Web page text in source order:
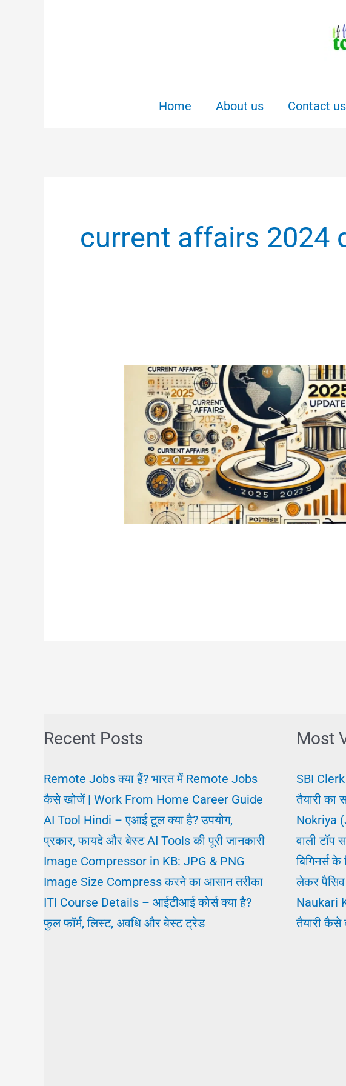
Home About us Contact us
current affairs 2024
Recent Posts
Remote Jobs क्या हैं? भारत में Remote Jobs
कैसे खोजें | Work From Home Career Guide
AI Tool Hindi – एआई टूल क्या है? उपयोग,
प्रकार, फायदे और बेस्ट AI Tools की पूरी जानकारी
Image Compressor in KB: JPG & PNG
Image Size Compress करने का आसान तरीका
ITI Course Details – आईटीआई कोर्स क्या है?
फुल फॉर्म, लिस्ट, अवधि और बेस्ट ट्रेड
Most
SBI
तैयारी का
Nokriya
वाली टॉप
बिगिनर्स
लेकर
Naukari
तैयारी कैसे